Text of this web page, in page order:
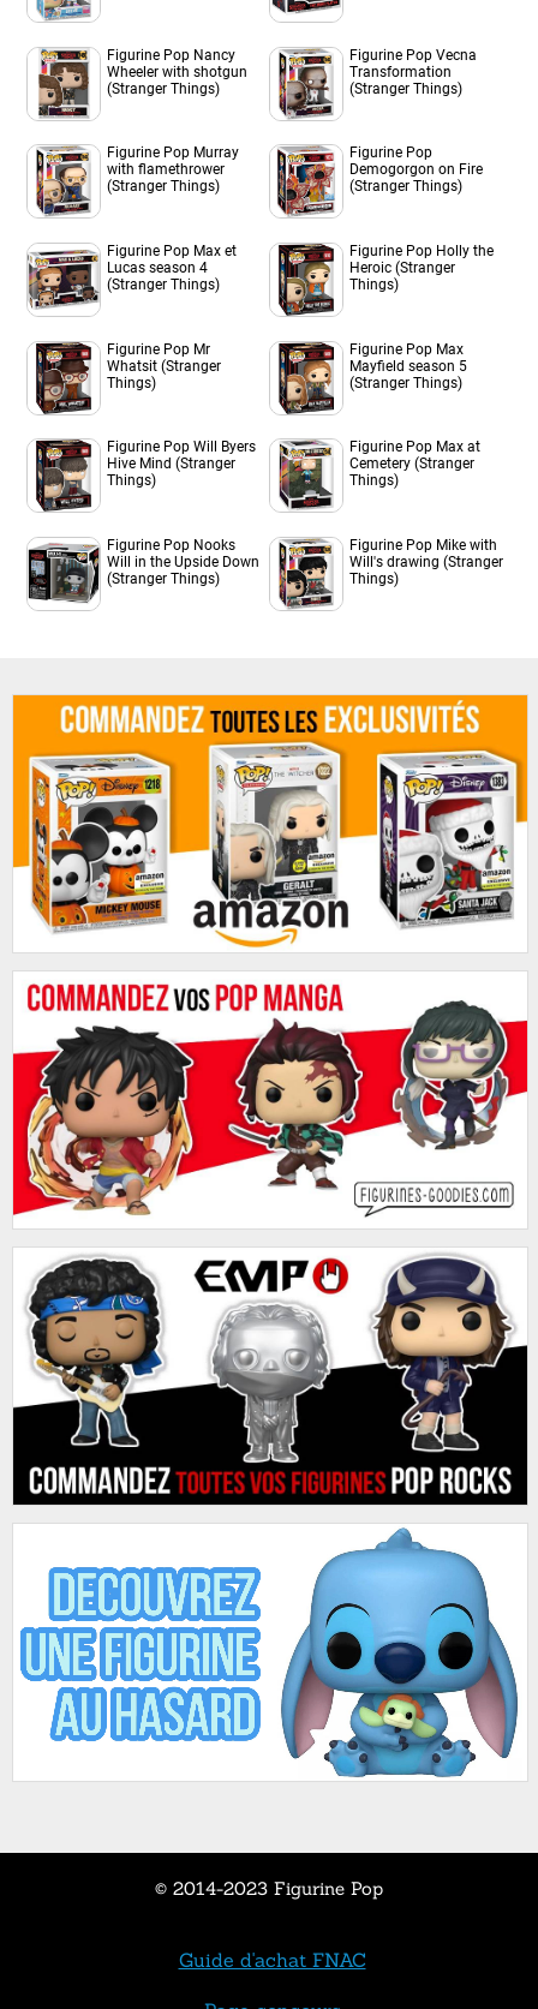
Figurine Pop Nancy
Wheeler with shotgun
(Stranger Things)
Figurine Pop Vecna
Transformation
(Stranger Things)
Figurine Pop Murray
with flamethrower
(Stranger Things)
Figurine Pop
Demogorgon on Fire
(Stranger Things)
Figurine Pop Max et
Lucas season 4
(Stranger Things)
Figurine Pop Holly the
Heroic (Stranger
Things)
Figurine Pop Mr
Whatsit (Stranger
Things)
Figurine Pop Max
Mayfield season 5
(Stranger Things)
Figurine Pop Will Byers
Hive Mind (Stranger
Things)
Figurine Pop Max at
Cemetery (Stranger
Things)
Figurine Pop Nooks
Will in the Upside Down
(Stranger Things)
Figurine Pop Mike with
Will's drawing (Stranger
Things)
© 2014-2023 Figurine Pop
Guide d'achat FNAC